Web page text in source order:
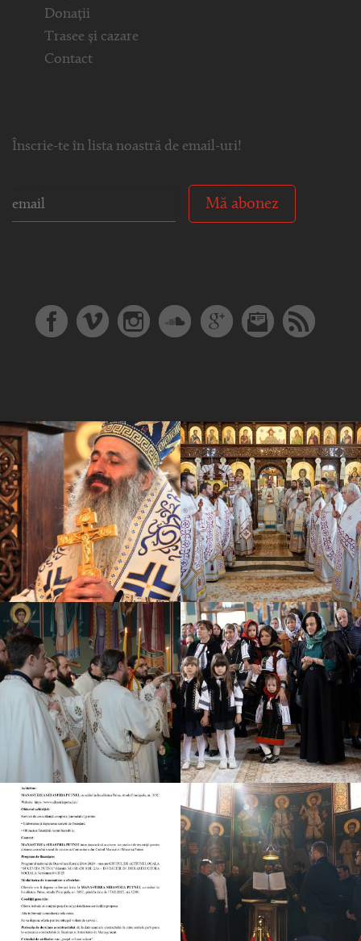
Donații
Trasee și cazare
Contact
Înscrie-te în lista noastră de email-uri!
Mă abonez